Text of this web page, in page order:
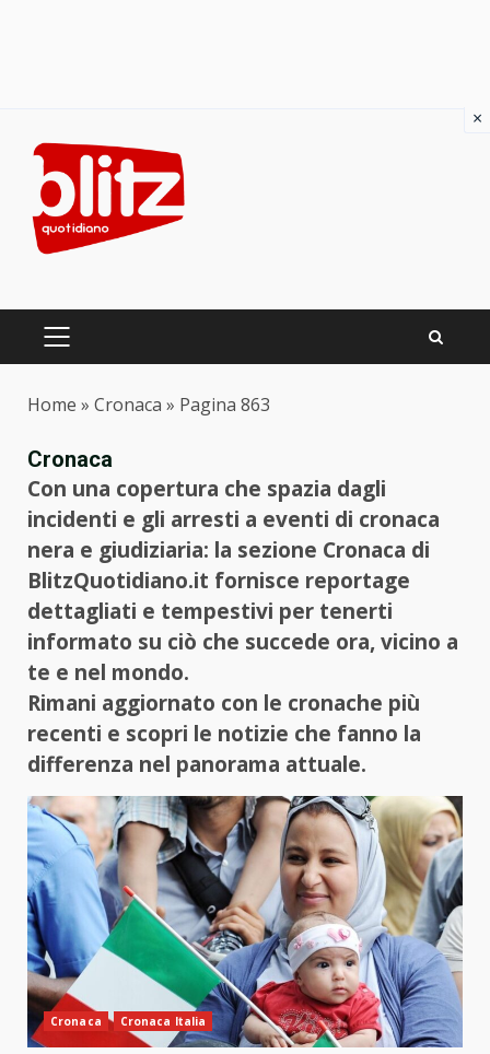
content
PRIMARY
Home » Cronaca » Pagina 863
Cronaca
Con una copertura che spazia dagli
incidenti e gli arresti a eventi di cronaca
nera e giudiziaria: la sezione Cronaca di
BlitzQuotidiano.it fornisce reportage
dettagliati e tempestivi per tenerti
informato su ciò che succede ora, vicino a
te e nel mondo.
Rimani aggiornato con le cronache più
recenti e scopri le notizie che fanno la
differenza nel panorama attuale.
Cronaca Cronaca Italia
×